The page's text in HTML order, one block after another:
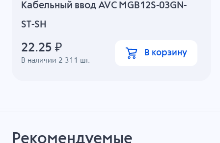
Кабельный ввод AVC MGB12S-03GN-
ST-SH
В наличии 2 311 шт.
22.25 ₽ В корзину
Рекомендуемые